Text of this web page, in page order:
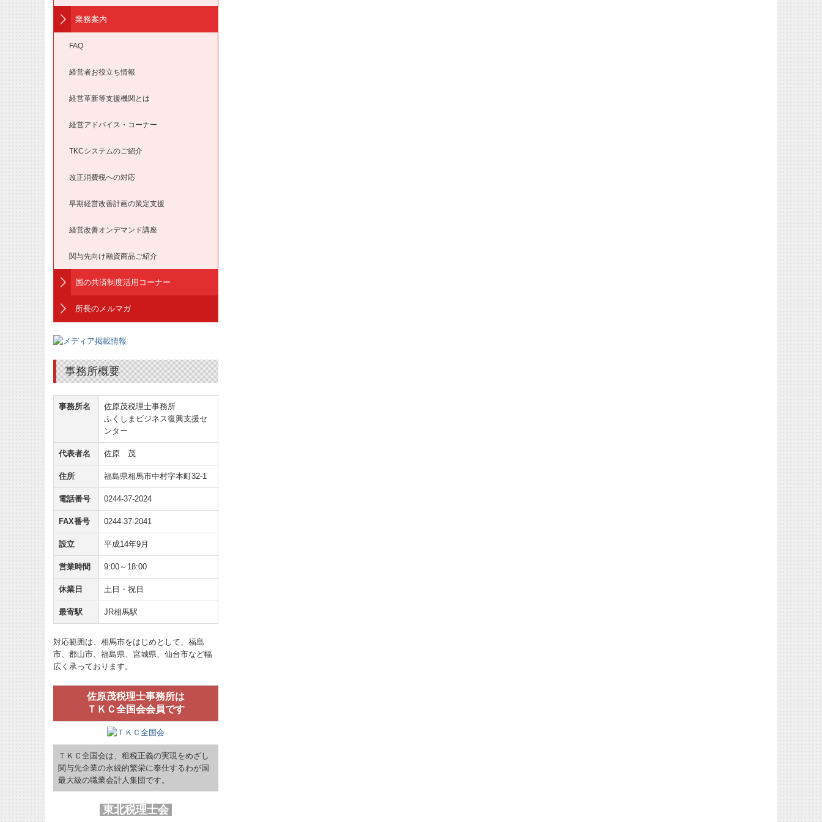
業務案内
FAQ
経営者お役立ち情報
経営革新等支援機関とは
経営アドバイス・コーナー
TKCシステムのご紹介
改正消費税への対応
早期経営改善計画の策定支援
経営改善オンデマンド講座
関与先向け融資商品ご紹介
国の共済制度活用コーナー
所長のメルマガ
事務所概要
事務所名
佐原茂税理士事務所
ふくしまビジネス復興支援セ
ンター
代表者名 佐原 茂
住所 福島県相馬市中村字本町32-1
電話番号 0244-37-2024
FAX番号 0244-37-2041
設立 平成14年9月
営業時間 9:00～18:00
休業日 土日・祝日
最寄駅 JR相馬駅
対応範囲は、相馬市をはじめとして、福島
市、郡山市、福島県、宮城県、仙台市など幅
広く承っております。
佐原茂税理士事務所は
ＴＫＣ全国会会員です
ＴＫＣ全国会は、租税正義の実現をめざし
関与先企業の永続的繁栄に奉仕するわが国
最大級の職業会計人集団です。
東北税理士会